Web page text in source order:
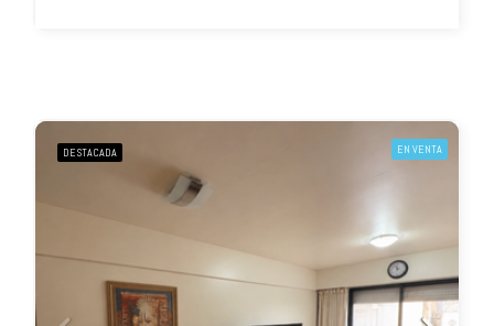
DESTACADA EN VENTA